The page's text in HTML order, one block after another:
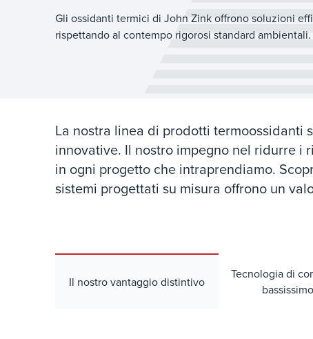
Gli ossidanti termici di John Zink offrono soluzioni
rispettando al contempo rigorosi standard ambientali.
La nostra linea di prodotti termoossidanti
innovative. Il nostro impegno nel ridurre
in ogni progetto che intraprendiamo.
sistemi progettati su misura offrono un
Il nostro vantaggio distintivo
Tecnologia di